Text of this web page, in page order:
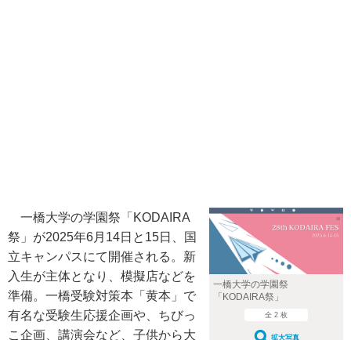
一橋大学の学園祭
「KODAIRA祭」
全 2 枚
拡大写真
一橋大学の学園祭「KODAIRA
祭」が2025年6月14日と15日、国
立キャンパスにて開催される。新
入生が主体となり、模擬店などを
準備。一橋受験対策本「黄本」で
有名な受験生応援企画や、ちびっ
こ企画、講演会など、子供から大